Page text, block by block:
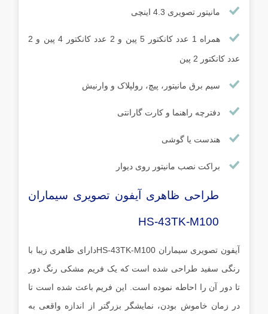
مانیتور تصویری 4.3 اینچی
همراه 1 عدد کانکتور 5 پین و 2 عدد کانکتور 4 پین و 2
عدد کانکتور 2 پین
سیم برق مانیتور، پیچ، رولپلاک و وارنیش
دفترچه راهنما و کارت گارانتی
هندست یا گوشی
براکت نصب مانیتور روی دیوار
طراحی ظاهری آیفون تصویری سیماران
HS-43TK-M100
آیفون تصویری سیماران HS-43TK-M100دارای ظاهری زیبا با
رنگی سفید طراحی شده است که یک فریم مشکی رنگ دور
تا دور آن را احاطه نموده است. این فریم باعث شده است تا
در زمان خاموش بودن، نمایشگر بزرگتر از اندازه واقعی به